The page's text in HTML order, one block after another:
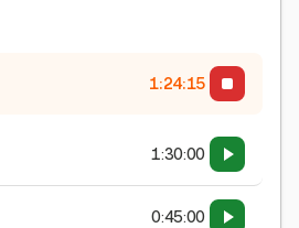
1:24:15
1:30:00
0:45:00